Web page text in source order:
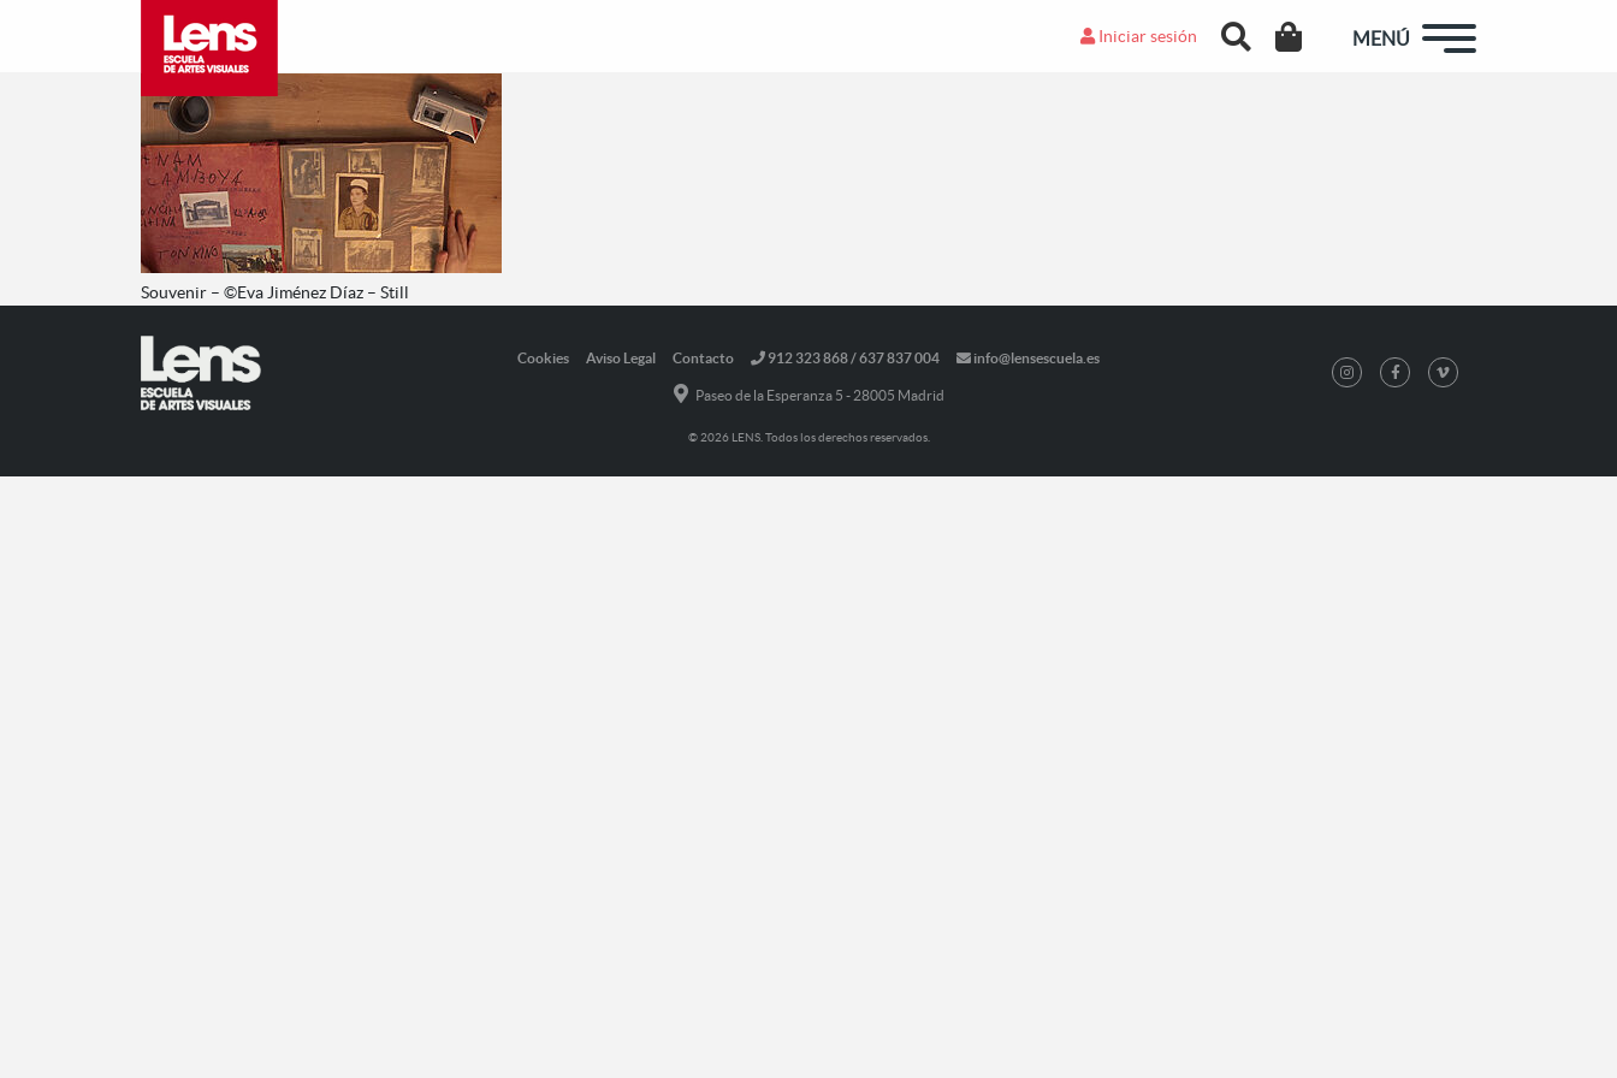
Iniciar sesión MENÚ
Souvenir – ©Eva Jiménez Díaz – Still
Cookies Aviso Legal Contacto 912 323 868 / 637 837 004 info@lensescuela.es
Paseo de la Esperanza 5 - 28005 Madrid
© 2026 LENS. Todos los derechos reservados.